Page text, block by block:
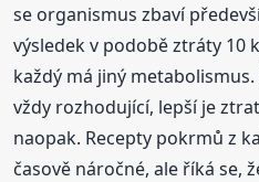
se organismus zbaví
výsledek v podobě ztráty 10
každý má jiný
vždy rozhodující, lepší je
naopak. Recepty pokrmů z
časově náročné, ale říká se,